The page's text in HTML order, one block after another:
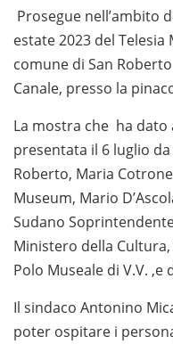
Prosegue nell’ambito
estate 2023 del
comune di San
Canale, presso la
La mostra che ha dato
presentata il 6 luglio
Roberto, Maria
Museum, Mario
Sudano
Ministero della
Polo Museale di V.V. ,e
Il sindaco Antonino
poter ospitare i